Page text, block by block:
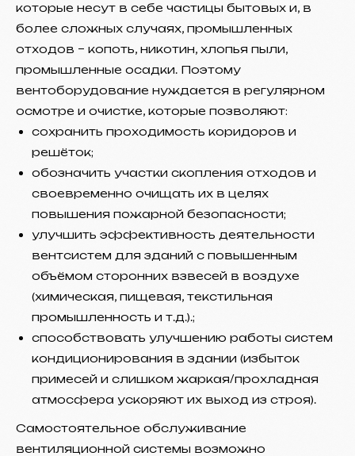
которые несут в себе частицы бытовых и, в
более сложных случаях, промышленных
отходов – копоть, никотин, хлопья пыли,
промышленные осадки. Поэтому
вентоборудование нуждается в регулярном
осмотре и очистке, которые позволяют:
сохранить проходимость коридоров и
решёток;
обозначить участки скопления отходов и
своевременно очищать их в целях
повышения пожарной безопасности;
улучшить эффективность деятельности
вентсистем для зданий с повышенным
объёмом сторонних взвесей в воздухе
(химическая, пищевая, текстильная
промышленность и т.д.).;
способствовать улучшению работы систем
кондиционирования в здании (избыток
примесей и слишком жаркая/прохладная
атмосфера ускоряют их выход из строя).
Самостоятельное обслуживание
вентиляционной системы возможно